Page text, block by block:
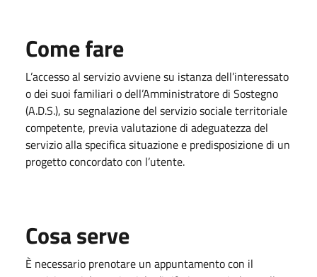
Come fare
L’accesso al servizio avviene su istanza dell’interessato
o dei suoi familiari o dell’Amministratore di Sostegno
(A.D.S.), su segnalazione del servizio sociale territoriale
competente, previa valutazione di adeguatezza del
servizio alla specifica situazione e predisposizione di un
progetto concordato con l’utente.
Cosa serve
È necessario prenotare un appuntamento con il